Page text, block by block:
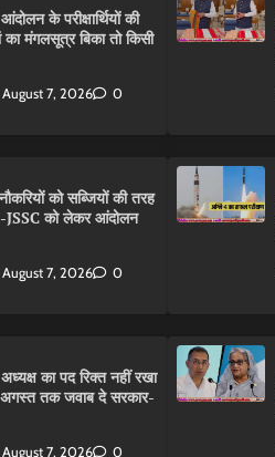
के परीक्षार्थियों की
का मंगलसूत्र बिका तो किसी
August 7, 2026 0
को सब्जियों की तरह
JSSC को लेकर आंदोलन
August 7, 2026 0
का पद रिक्त नहीं रखा
तक जवाब दे सरकार-
August 7, 2026 0